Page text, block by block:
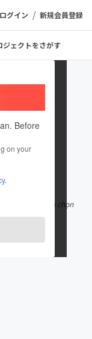
ログイン / 新規会員登録
ジェクトをさがす
Before
on your
.
người chơi tin chọn